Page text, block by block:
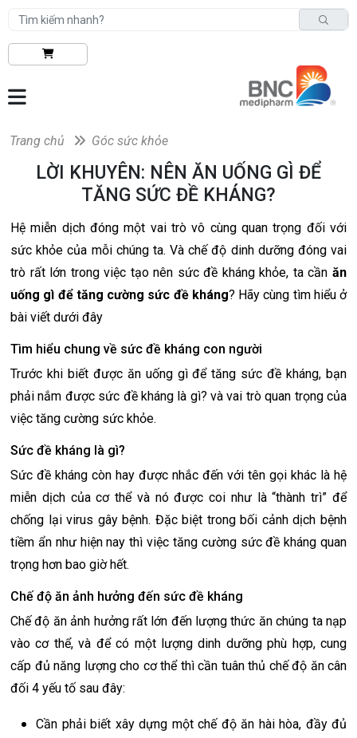
Trang chủ Góc sức khỏe
LỜI KHUYÊN: NÊN ĂN UỐNG GÌ ĐỂ
TĂNG SỨC ĐỀ KHÁNG?
Hệ miễn dịch đóng một vai trò vô cùng quan trọng đối với
sức khỏe của mỗi chúng ta. Và chế độ dinh dưỡng đóng vai
trò rất lớn trong việc tạo nên sức đề kháng khỏe, ta cần ăn
uống gì để tăng cường sức đề kháng? Hãy cùng tìm hiểu ở
bài viết dưới đây
Tìm hiểu chung về sức đề kháng con người
Trước khi biết được ăn uống gì để tăng sức đề kháng, bạn
phải nắm được sức đề kháng là gì? và vai trò quan trọng của
việc tăng cường sức khỏe.
Sức đề kháng là gì?
Sức đề kháng còn hay được nhắc đến với tên gọi khác là hệ
miễn dịch của cơ thể và nó được coi như là “thành trì” để
chống lại virus gây bệnh. Đặc biệt trong bối cảnh dịch bệnh
tiềm ẩn như hiện nay thì việc tăng cường sức đề kháng quan
trọng hơn bao giờ hết.
Chế độ ăn ảnh hưởng đến sức đề kháng
Chế độ ăn ảnh hưởng rất lớn đến lượng thức ăn chúng ta nạp
vào cơ thể, và để có một lượng dinh dưỡng phù hợp, cung
cấp đủ năng lượng cho cơ thể thì cần tuân thủ chế độ ăn cân
đối 4 yếu tố sau đây:
Cần phải biết xây dựng một chế độ ăn hài hòa, đầy đủ